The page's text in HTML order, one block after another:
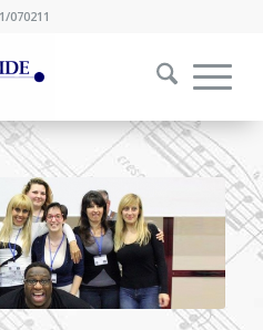
070211